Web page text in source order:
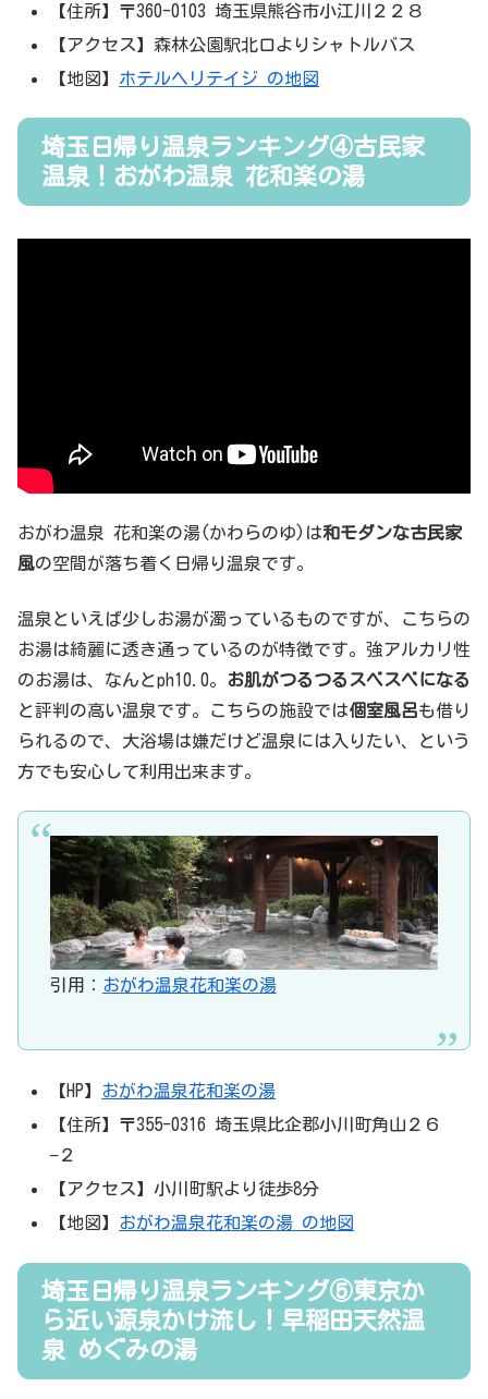
【住所】〒360-0103 埼玉県熊谷市小江川２２８
【アクセス】森林公園駅北口よりシャトルバス
【地図】 ホテルヘリテイジ の地図
埼玉日帰り温泉ランキング④古民家
温泉！おがわ温泉 花和楽の湯
おがわ温泉 花和楽の湯(かわらのゆ)は和モダンな古民家
風の空間が落ち着く日帰り温泉です。
温泉といえば少しお湯が濁っているものですが、こちらの
お湯は綺麗に透き通っているのが特徴です。強アルカリ性
のお湯は、なんとph10.0。 お肌がつるつるスベスベになる
と評判の高い温泉です。こちらの施設では個室風呂も借り
られるので、大浴場は嫌だけど温泉には入りたい、という
方でも安心して利用出来ます。
引用： おがわ温泉花和楽の湯
【HP】
おがわ温泉花和楽の湯
【住所】〒355-0316 埼玉県比企郡小川町角山２６
−２
【アクセス】小川町駅より徒歩8分
【地図】
おがわ温泉花和楽の湯 の地図
埼玉日帰り温泉ランキング⑤東京か
ら近い源泉かけ流し！早稲田天然温
泉 めぐみの湯